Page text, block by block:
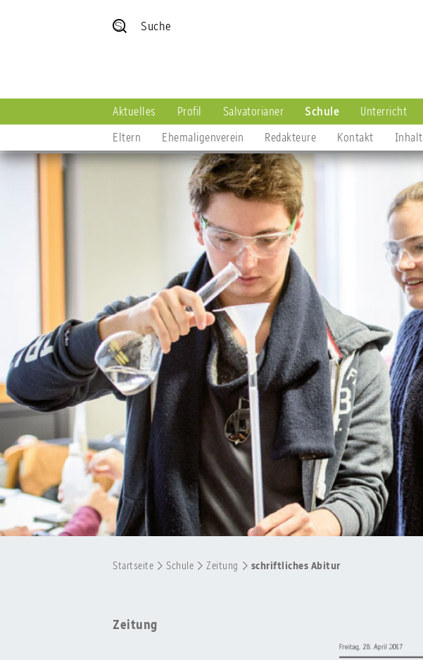
Suche
Aktuelles Profil Salvatorianer Schule Unterricht
Eltern
Ehemaligenverein Redakteure Kontakt Inhalt
Startseite Schule Zeitung schriftliches Abitur
Zeitung